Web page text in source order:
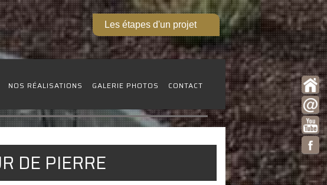
Les étapes d'un projet
NOS RÉALISATIONS GALERIE PHOTOS CONTACT
DE PIERRE